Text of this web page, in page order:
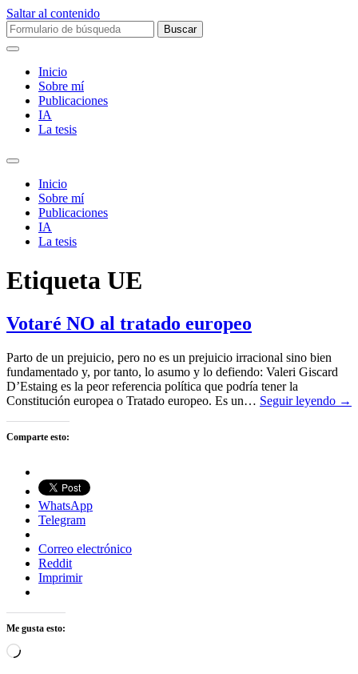
Saltar al contenido
Buscar:
Inicio
Sobre mí­
Publicaciones
IA
La tesis
Alternar
campo
búsqueda
Inicio
Sobre mí­
Publicaciones
IA
La tesis
Etiqueta UE
Votaré NO al tratado europeo
Parto de un prejuicio, pero no es un prejuicio irracional sino bien
fundamentado y, por tanto, lo asumo y lo defiendo: Valeri Giscard
D’Estaing es la peor referencia política que podría tener la
Constitución europea o Tratado europeo. Es un… Seguir leyendo →
Comparte esto:
WhatsApp
Telegram
Correo electrónico
Reddit
Imprimir
Me gusta esto:
Cargando...